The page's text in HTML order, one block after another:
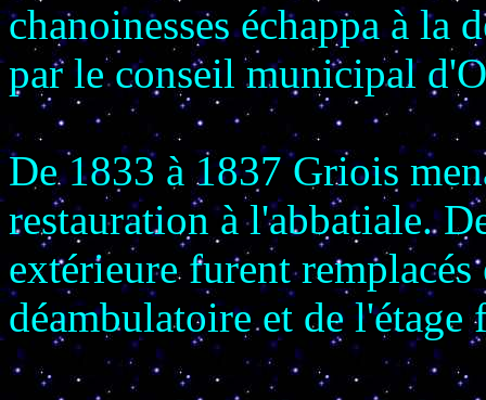
chanoinesses échappa à la
par le conseil municipal
De 1833 à 1837 Griois
restauration à l'abbatiale.
extérieure furent
déambulatoire et de l'étage